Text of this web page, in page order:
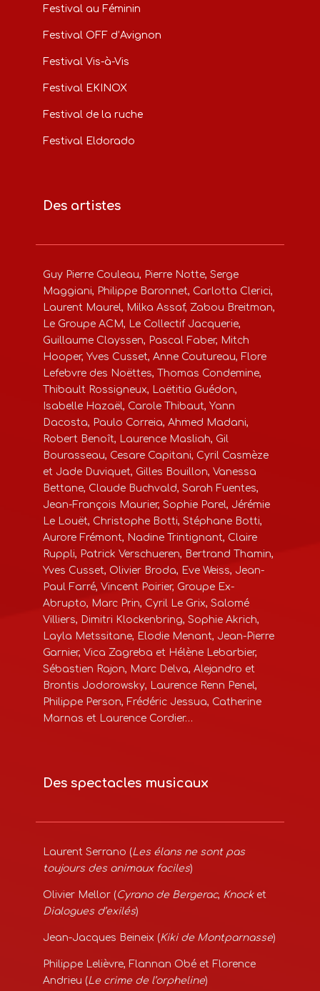
Festival au Féminin
Festival OFF d’Avignon
Festival Vis-à-Vis
Festival EKINOX
Festival de la ruche
Festival Eldorado
Des artistes
Guy Pierre Couleau, Pierre Notte, Serge
Maggiani, Philippe Baronnet, Carlotta Clerici,
Laurent Maurel, Milka Assaf, Zabou Breitman,
Le Groupe ACM, Le Collectif Jacquerie,
Guillaume Clayssen, Pascal Faber, Mitch
Hooper, Yves Cusset, Anne Coutureau, Flore
Lefebvre des Noëttes, Thomas Condemine,
Thibault Rossigneux, Laëtitia Guédon,
Isabelle Hazaël, Carole Thibaut, Yann
Dacosta, Paulo Correia, Ahmed Madani,
Robert Benoît, Laurence Masliah, Gil
Bourasseau, Cesare Capitani, Cyril Casmèze
et Jade Duviquet, Gilles Bouillon, Vanessa
Bettane, Claude Buchvald, Sarah Fuentes,
Jean-François Maurier, Sophie Parel, Jérémie
Le Louët, Christophe Botti, Stéphane Botti,
Aurore Frémont, Nadine Trintignant, Claire
Ruppli, Patrick Verschueren, Bertrand Thamin,
Yves Cusset, Olivier Broda, Eve Weiss, Jean-
Paul Farré, Vincent Poirier, Groupe Ex-
Abrupto, Marc Prin, Cyril Le Grix, Salomé
Villiers, Dimitri Klockenbring, Sophie Akrich,
Layla Metssitane, Elodie Menant, Jean-Pierre
Garnier, Vica Zagreba et Hélène Lebarbier,
Sébastien Rajon, Marc Delva, Alejandro et
Brontis Jodorowsky, Laurence Renn Penel,
Philippe Person, Frédéric Jessua, Catherine
Marnas et Laurence Cordier…
Des spectacles musicaux
Laurent Serrano (Les élans ne sont pas
toujours des animaux faciles)
Olivier Mellor (Cyrano de Bergerac, Knocket
Dialogues d’exilés)
Jean-Jacques Beineix (Kiki de Montparnasse)
Philippe Lelièvre, Flannan Obé et Florence
Andrieu (Le crime de l’orpheline)